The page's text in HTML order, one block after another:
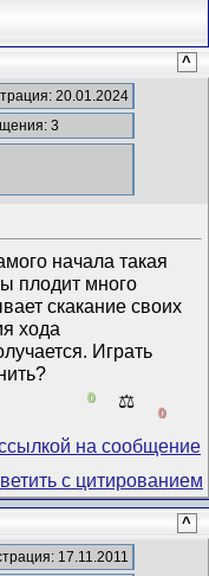
^
20.01.2024
3
начала такая
плодит много
скакание своих
хода
Играть
0 ⚖️
0
^
17.11.2011